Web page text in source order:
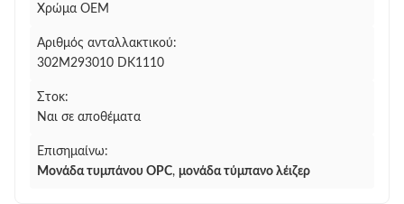
Χρώμα OEM
Αριθμός ανταλλακτικού:
302M293010 DK1110
Στοκ:
Ναι σε αποθέματα
Επισημαίνω:
Μονάδα τυμπάνου OPC, μονάδα τύμπανο λέιζερ